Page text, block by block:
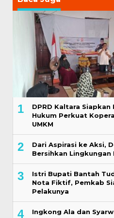
1
DPRD Kaltara Siapkan
Hukum Perkuat
UMKM
2
Dari Aspirasi ke Aksi,
Bersihkan Lingkungan
3
Istri Bupati Bantah
Nota Fiktif, Pemkab
Pelakunya
4
Ingkong Ala dan